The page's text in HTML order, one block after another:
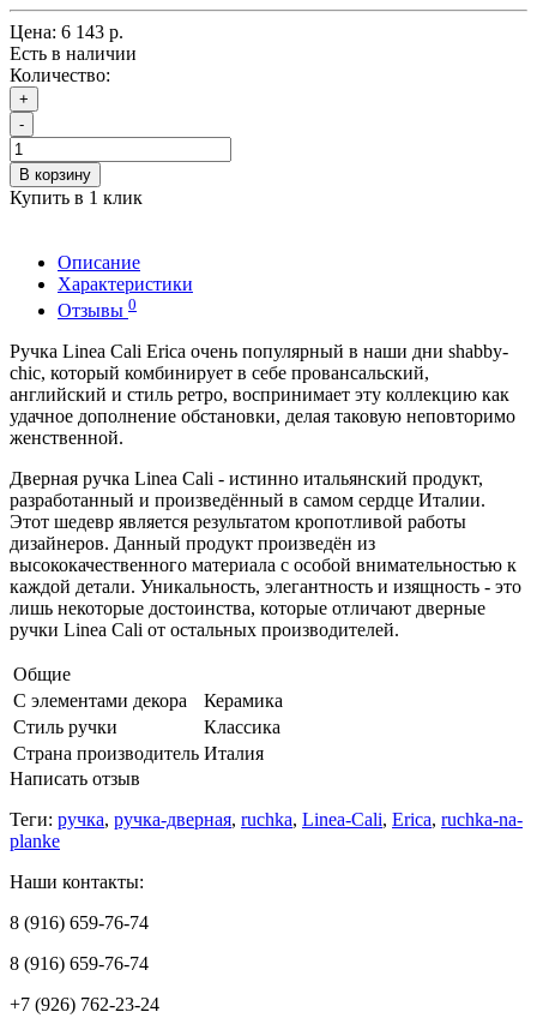
Цена: 6 143 р.
Есть в наличии
Количество:
+
-
В корзину
Купить в 1 клик
Описание
Характеристики
Отзывы 0
Ручка Linea Cali Erica очень популярный в наши дни shabby-
chic, который комбинирует в себе провансальский,
английский и стиль ретро, воспринимает эту коллекцию как
удачное дополнение обстановки, делая таковую неповторимо
женственной.
Дверная ручка Linea Cali - истинно итальянский продукт,
разработанный и произведённый в самом сердце Италии.
Этот шедевр является результатом кропотливой работы
дизайнеров. Данный продукт произведён из
высококачественного материала с особой внимательностью к
каждой детали. Уникальность, элегантность и изящность - это
лишь некоторые достоинства, которые отличают дверные
ручки Linea Cali от остальных производителей.
Общие
С элементами декора
Керамика
Стиль ручки
Классика
Страна производитель Италия
Написать отзыв
Теги: ручка, ручка-дверная, ruchka, Linea-Cali, Erica, ruchka-na-
planke
Наши контакты:
8 (916) 659-76-74
8 (916) 659-76-74
+7 (926) 762-23-24